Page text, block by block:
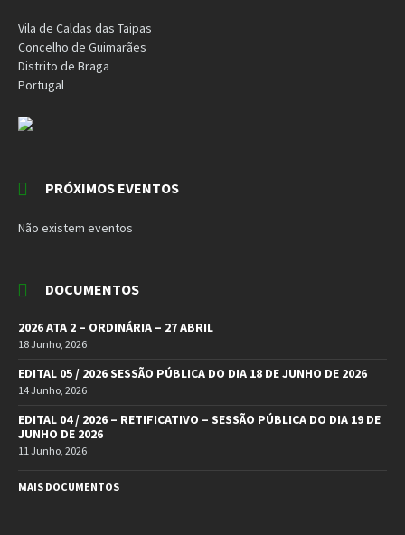
Vila de Caldas das Taipas
Concelho de Guimarães
Distrito de Braga
Portugal
PRÓXIMOS EVENTOS
Não existem eventos
DOCUMENTOS
2026 ATA 2 – ORDINÁRIA – 27 ABRIL
18 Junho, 2026
EDITAL 05 / 2026 SESSÃO PÚBLICA DO DIA 18 DE JUNHO DE 2026
14 Junho, 2026
EDITAL 04 / 2026 – RETIFICATIVO – SESSÃO PÚBLICA DO DIA 19 DE
JUNHO DE 2026
11 Junho, 2026
MAIS DOCUMENTOS